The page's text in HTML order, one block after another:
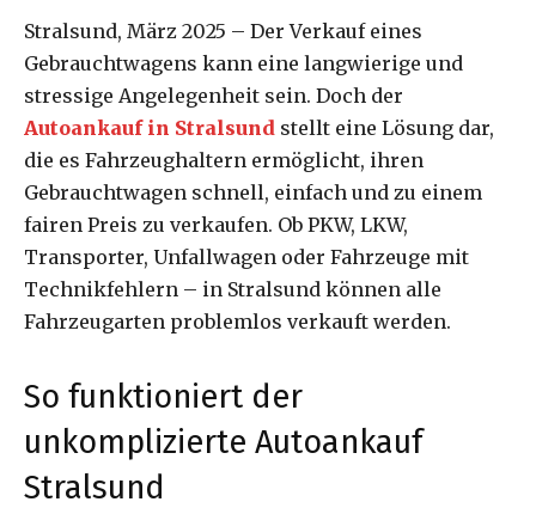
Stralsund, März 2025 – Der Verkauf eines
Gebrauchtwagens kann eine langwierige und
stressige Angelegenheit sein. Doch der
Autoankauf in Stralsund stellt eine Lösung dar,
die es Fahrzeughaltern ermöglicht, ihren
Gebrauchtwagen schnell, einfach und zu einem
fairen Preis zu verkaufen. Ob PKW, LKW,
Transporter, Unfallwagen oder Fahrzeuge mit
Technikfehlern – in Stralsund können alle
Fahrzeugarten problemlos verkauft werden.
So funktioniert der
unkomplizierte Autoankauf
Stralsund